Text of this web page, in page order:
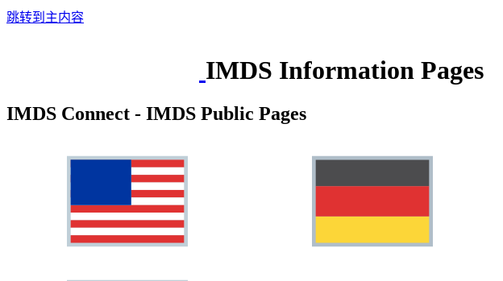
跳转到主内容
IMDS Information Pages
IMDS Connect - IMDS Public Pages